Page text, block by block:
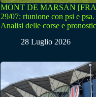
MONT DE MARSAN
29/07: riunione con psi e psa.
Analisi delle corse e
28 Luglio 2026